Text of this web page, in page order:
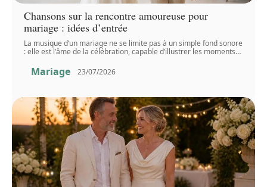
Chansons sur la rencontre amoureuse pour
mariage : idées d’entrée
La musique d’un mariage ne se limite pas à un simple fond sonore
: elle est l’âme de la célébration, capable d’illustrer les moments…
Mariage 23/07/2026